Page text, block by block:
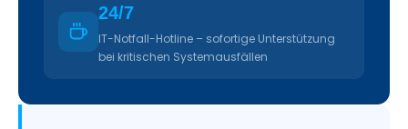
24/7
IT-Notfall-Hotline – sofortige Unterstützung
bei kritischen Systemausfällen